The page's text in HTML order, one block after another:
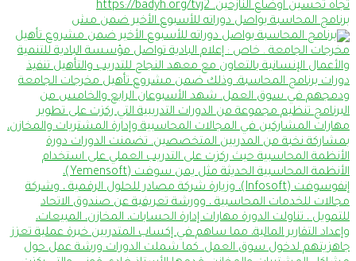
برنامج المحاسبة يواصل دوراته للأسبوع الأخير ضمن مش